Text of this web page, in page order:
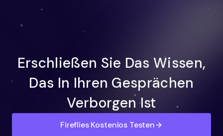
Erschließen Sie Das Wissen,
Das In Ihren Gesprächen
Verborgen Ist
Fireflies Kostenlos Testen